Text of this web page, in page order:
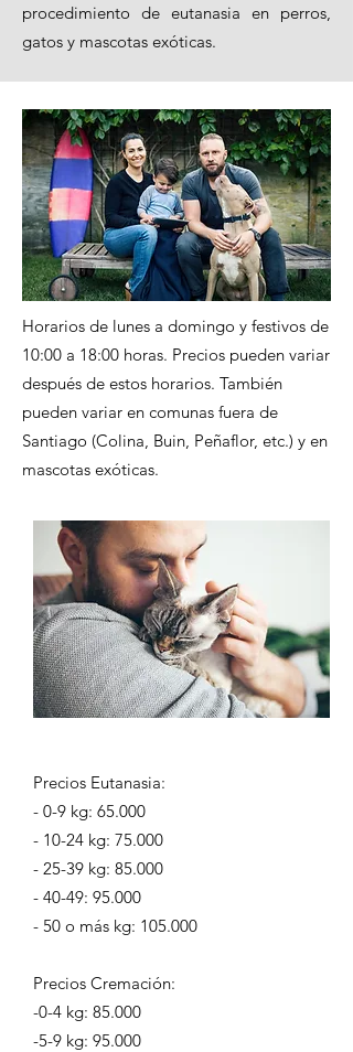
procedimiento de eutanasia en perros,
gatos y mascotas exóticas.
Horarios de lunes a domingo y festivos de
10:00 a 18:00 horas. Precios pueden variar
después de estos horarios. También
pueden variar en comunas fuera de
Santiago (Colina, Buin, Peñaflor, etc.) y en
mascotas exóticas.
Precios Eutanasia:
- 0-9 kg: 65.000
- 10-24 kg: 75.000
- 25-39 kg: 85.000
- 40-49: 95.000
- 50 o más kg: 105.000
Precios Cremación:
-0-4 kg: 85.000
-5-9 kg: 95.000